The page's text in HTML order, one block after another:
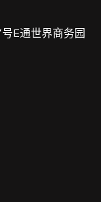
E通世界商务园